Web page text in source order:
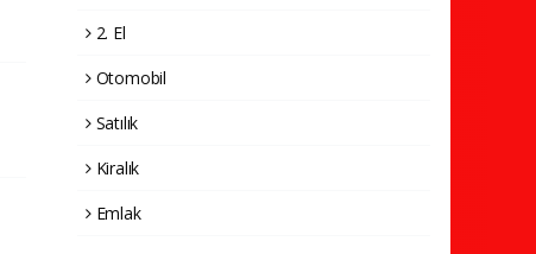
2. El
Otomobil
Satılık
Kiralık
Emlak